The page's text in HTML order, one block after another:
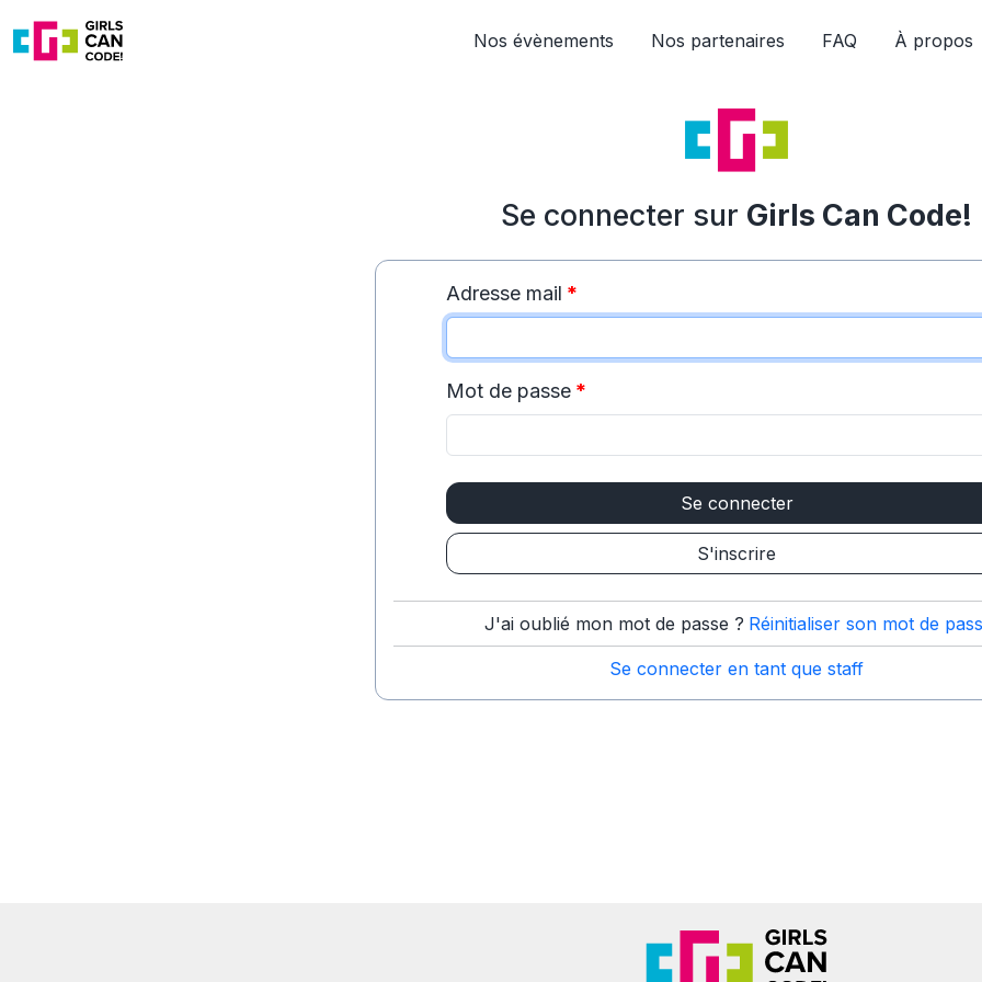
Nos évènements Nos partenaires FAQ À propos
Se connecter sur Girls Can Code!
Adresse mail *
Mot de passe *
S'inscrire
J'ai oublié mon mot de passe ? Réinitialiser son mot de
Se connecter en tant que staff